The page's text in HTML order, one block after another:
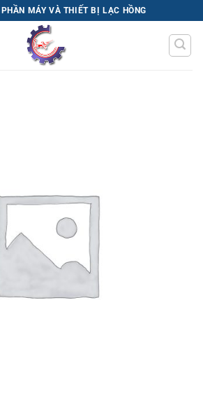
PHẦN MÁY VÀ THIẾT BỊ LẠC HỒNG